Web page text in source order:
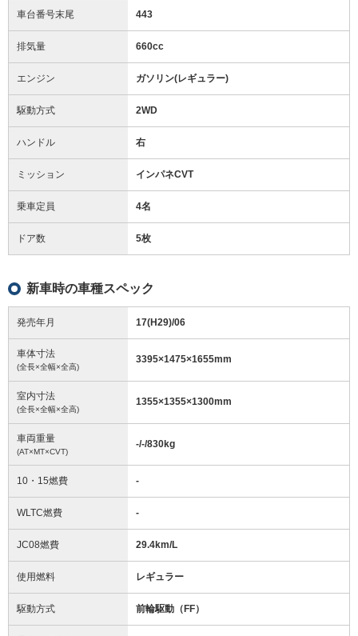
車台番号末尾 443
排気量 660cc
エンジン ガソリン(レギュラー)
駆動方式 2WD
ハンドル 右
ミッション インパネCVT
乗車定員 4名
ドア数 5枚
新車時の車種スペック
発売年月 17(H29)/06
車体寸法
(全長×全幅×全高)
3395×1475×1655mm
室内寸法
(全長×全幅×全高)
1355×1355×1300mm
車両重量
(AT×MT×CVT)
-/-/830kg
10・15燃費 -
WLTC燃費 -
JC08燃費 29.4km/L
使用燃料 レギュラー
駆動方式 前輪駆動（FF）